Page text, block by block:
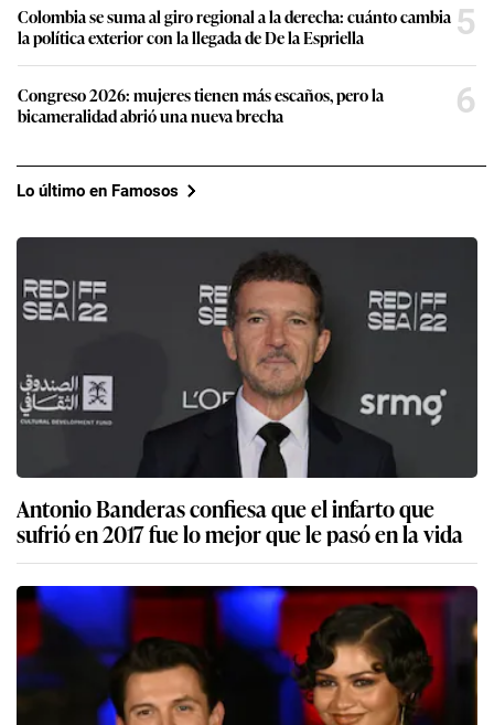
Colombia se suma al giro regional a la derecha: cuánto cambia
la política exterior con la llegada de De la Espriella
5
Congreso 2026: mujeres tienen más escaños, pero la
bicameralidad abrió una nueva brecha
6
Lo último en Famosos
Antonio Banderas confiesa que el infarto que
sufrió en 2017 fue lo mejor que le pasó en la vida